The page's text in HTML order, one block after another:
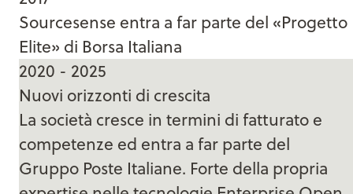
Sourcesense entra a far parte del «Progetto
Elite» di Borsa Italiana
2020 - 2025
Nuovi orizzonti di crescita
La società cresce in termini di fatturato e
competenze ed entra a far parte del
Gruppo Poste Italiane. Forte della propria